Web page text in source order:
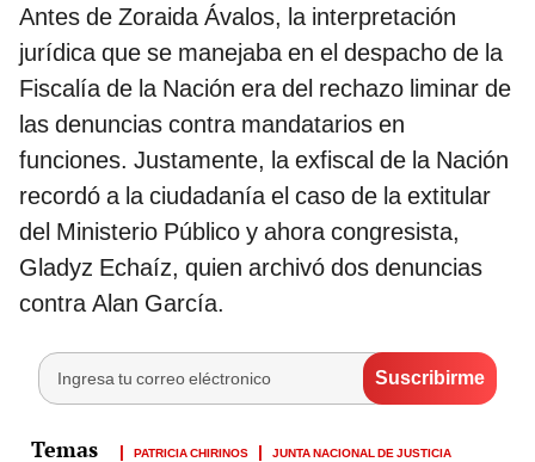
Antes de Zoraida Ávalos, la interpretación
jurídica que se manejaba en el despacho de la
Fiscalía de la Nación era del rechazo liminar de
las denuncias contra mandatarios en
funciones. Justamente, la exfiscal de la Nación
recordó a la ciudadanía el caso de la extitular
del Ministerio Público y ahora congresista,
Gladyz Echaíz, quien archivó dos denuncias
contra Alan García.
PATRICIA CHIRINOS
JUNTA NACIONAL DE JUSTICIA